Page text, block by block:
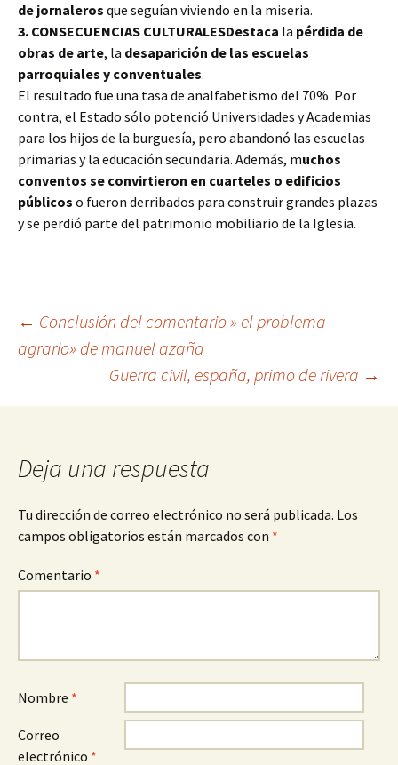
de jornaleros que seguían viviendo en la miseria.
3. CONSECUENCIAS CULTURALESDestaca la pérdida de
obras de arte, la desaparición de las escuelas
parroquiales y conventuales.
El resultado fue una tasa de analfabetismo del 70%. Por
contra, el Estado sólo potenció Universidades y Academias
para los hijos de la burguesía, pero abandonó las escuelas
primarias y la educación secundaria. Además, muchos
conventos se convirtieron en cuarteles o edificios
públicos o fueron derribados para construir grandes plazas
y se perdió parte del patrimonio mobiliario de la Iglesia.
Navegación
← Conclusión del comentario » el problema
agrario» de manuel azaña
Guerra civil, españa, primo de rivera →
Deja una respuesta
Tu dirección de correo electrónico no será publicada. Los
campos obligatorios están marcados con *
Comentario *
Nombre *
Correo
electrónico *